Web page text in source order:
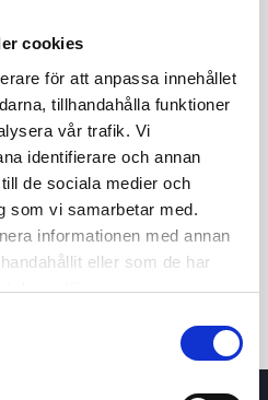
cookies
för att anpassa innehållet
tillhandahålla funktioner
vår trafik. Vi
identifierare och annan
de sociala medier och
som vi samarbetar med.
informationen med annan
eller som de har
deras tjänster.
1m 3m 1å 5å
/ Sälj